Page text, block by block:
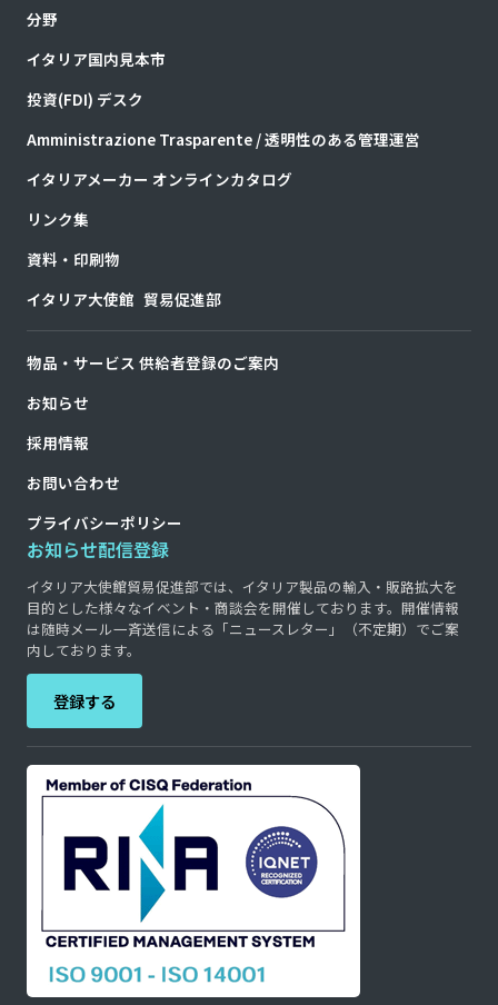
分野
イタリア国内見本市
投資(FDI) デスク
Amministrazione Trasparente / 透明性のある管理運営
イタリアメーカー オンラインカタログ
リンク集
資料・印刷物
イタリア大使館 貿易促進部
物品・サービス 供給者登録のご案内
お知らせ
採用情報
お問い合わせ
プライバシーポリシー
お知らせ配信登録
イタリア大使館貿易促進部では、イタリア製品の輸入・販路拡大を
目的とした様々なイベント・商談会を開催しております。開催情報
は随時メール一斉送信による「ニュースレター」（不定期）でご案
内しております。
登録する